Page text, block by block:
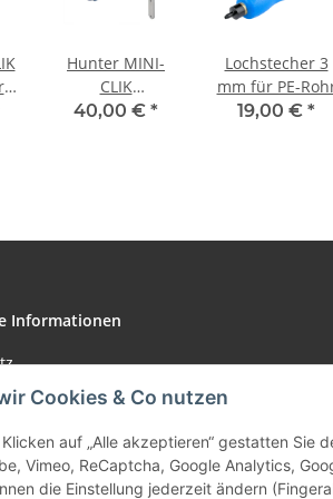
Cookies & Co nutzen
auf „Alle akzeptieren“ gestatten Sie
Vimeo, ReCaptcha, Google Analytics,
die Einstellung jederzeit ändern
Hunter MINI-
CLIK
Regensensor
40,00 € *
Lochstecher 3
mm für PE-
19,00 € *
Informationen